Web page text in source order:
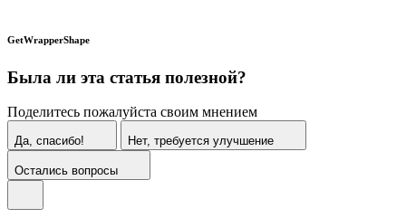
GetWrapperShape
Была ли эта статья полезной?
Поделитесь пожалуйста своим мнением
Да, спасибо! Нет, требуется улучшение
Остались вопросы